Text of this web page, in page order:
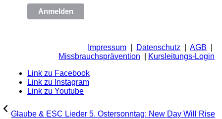
Anmelden
Impressum Datenschutz AGB
Missbrauchsprävention
Kursleitungs-Login
Link zu Facebook
Link zu Instagram
Link zu Youtube
Glaube & ESC Lieder 5. Ostersonntag: New Day Will Rise